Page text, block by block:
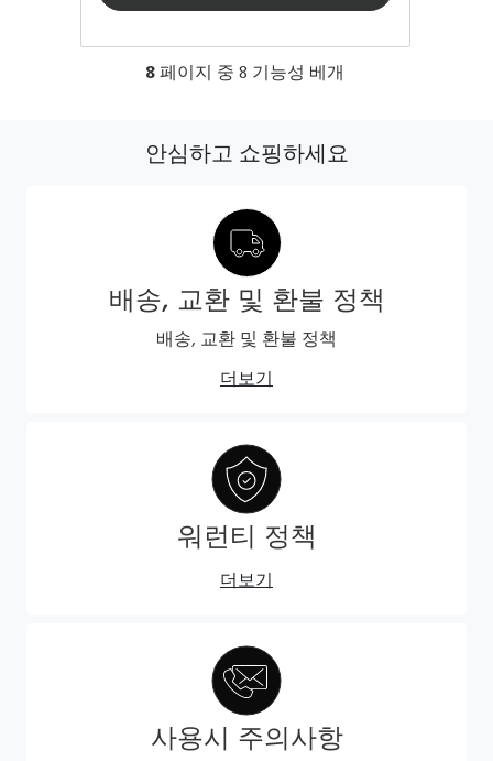
8 페이지 중 8 기능성 베개
안심하고 쇼핑하세요
배송, 교환 및 환불 정책
배송, 교환 및 환불 정책
더보기
워런티 정책
더보기
사용시 주의사항